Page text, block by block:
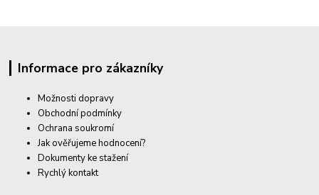
Informace pro zákazníky
Možnosti dopravy
Obchodní podmínky
Ochrana soukromí
Jak ověřujeme hodnocení?
Dokumenty ke stažení
Rychlý kontakt